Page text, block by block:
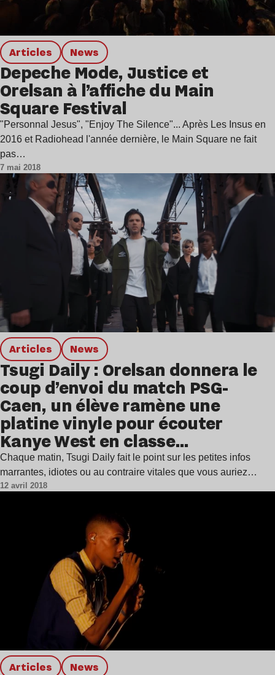
Articles news
Depeche Mode, Justice et
Orelsan à l’affiche du Main
Square Festival
"Personnal Jesus", "Enjoy The Silence"... Après Les Insus en
2016 et Radiohead l'année dernière, le Main Square ne fait
pas…
7 mai 2018
Articles news
Tsugi Daily : Orelsan donnera le
coup d’envoi du match PSG-
Caen, un élève ramène une
platine vinyle pour écouter
Kanye West en classe…
Chaque matin, Tsugi Daily fait le point sur les petites infos
marrantes, idiotes ou au contraire vitales que vous auriez…
12 avril 2018
Articles news